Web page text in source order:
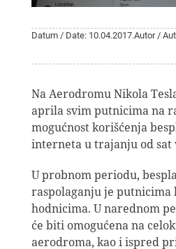
Datum / Date: 10.04.2017.Autor /
Na Aerodromu Nikola
aprila svim putnicima na
mogućnost korišćenja
interneta u trajanju od sat
U probnom periodu,
raspolaganju je putnicima
hodnicima. U narednom
će biti omogućena na
aerodroma, kao i ispred